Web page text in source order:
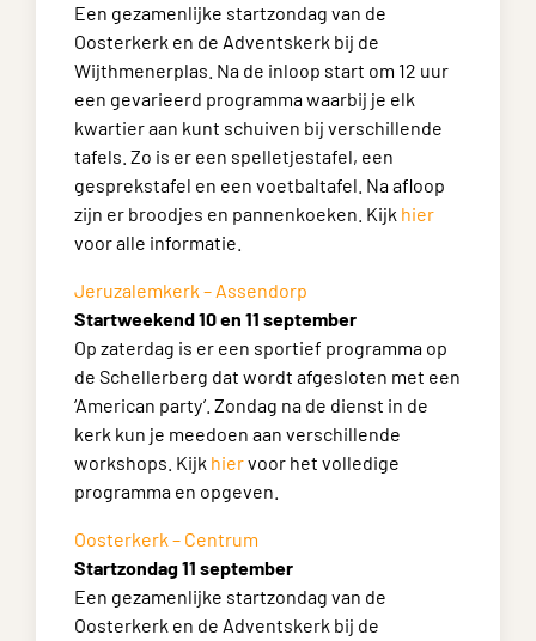
Een gezamenlijke startzondag van de
Oosterkerk en de Adventskerk bij de
Wijthmenerplas. Na de inloop start om 12 uur
een gevarieerd programma waarbij je elk
kwartier aan kunt schuiven bij verschillende
tafels. Zo is er een spelletjestafel, een
gesprekstafel en een voetbaltafel. Na afloop
zijn er broodjes en pannenkoeken. Kijk hier
voor alle informatie.
Jeruzalemkerk – Assendorp
Startweekend 10 en 11 september
Op zaterdag is er een sportief programma op
de Schellerberg dat wordt afgesloten met een
‘American party’. Zondag na de dienst in de
kerk kun je meedoen aan verschillende
workshops. Kijk hiervoor het volledige
programma en opgeven.
Oosterkerk – Centrum
Startzondag 11 september
Een gezamenlijke startzondag van de
Oosterkerk en de Adventskerk bij de